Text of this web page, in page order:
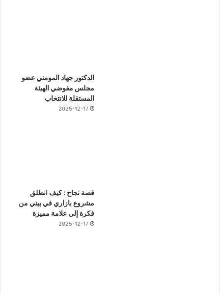
الدكتور جهاد المومني عضو
مجلس مفوضي الهيئة
المستقلة للانتخاب
2025-12-17
قصة نجاح : كيف انطلق
مشروع بازاري في بيتي من
فكرة إلى علامة مميزة
2025-12-17